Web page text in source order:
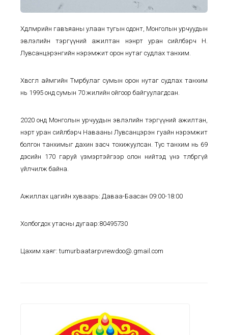
Хөдөлмөрийн гавъяаны улаан тугын одонт, Монголын урчуудын
эвлэлийн тэргүүний ажилтан нэнрт уран сийлбэрч Н.
Лувсанцэрэнгийн нэрэмжит орон нутаг судлах танхим.
Хөвсгөл аймгийн Төмөрбулаг сумын орон нутаг судлах танхим
нь 1995 онд сумын 70 жилийн ойгоор байгуулагдсан.
2020 онд Монголын урчуудын эвлэлийн тэргүүний ажилтан,
нэрт уран сийлбэрч Навааны Лувсанцэрэн гуайн нэрэмжит
болгон танхимыг дахин засч тохижуулсан. Тус танхим нь 69
дэсийн 170 гаруй үзмэртэйгээр олон нийтэд үнэ төлбөргүй
үйлчилж байна.
Ажиллах цагийн хуваарь: Даваа-Баасан 09:00-18:00
Холбогдох утасны дугаар:80495730
Цахим хаяг: tumurbaatarpvrewdoo@.gmail.com